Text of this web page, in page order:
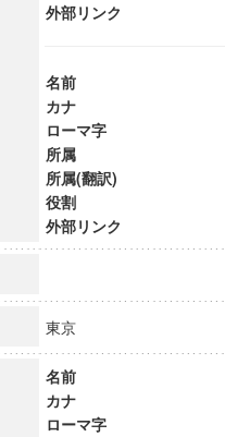
育研究センター
育研究拠点
エンス」
外部リンク
名前
カナ
ローマ字
所属
所属(翻訳)
役割
外部リンク
東京
名前
カナ
ローマ字